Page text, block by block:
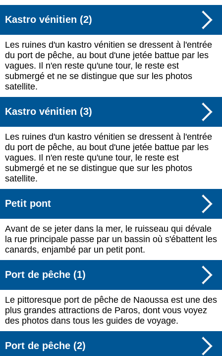
Kastro vénitien (2)
Les ruines d'un kastro vénitien se dressent à l'entrée
du port de pêche, au bout d'une jetée battue par les
vagues. Il n'en reste qu'une tour, le reste est
submergé et ne se distingue que sur les photos
satellite.
Kastro vénitien (3)
Les ruines d'un kastro vénitien se dressent à l'entrée
du port de pêche, au bout d'une jetée battue par les
vagues. Il n'en reste qu'une tour, le reste est
submergé et ne se distingue que sur les photos
satellite.
Petit pont
Avant de se jeter dans la mer, le ruisseau qui dévale
la rue principale passe par un bassin où s'ébattent les
canards, enjambé par un petit pont.
Port de pêche (1)
Le pittoresque port de pêche de Naoussa est une des
plus grandes attractions de Paros, dont vous voyez
des photos dans tous les guides de voyage.
Port de pêche (2)